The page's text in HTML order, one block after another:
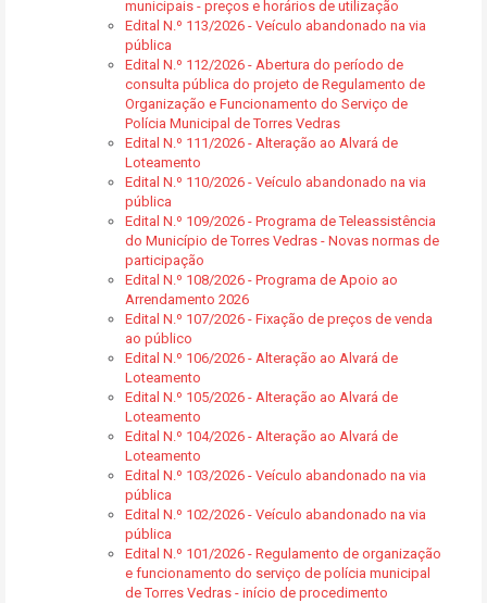
municipais - preços e horários de utilização
Edital N.º 113/2026 - Veículo abandonado na via
pública
Edital N.º 112/2026 - Abertura do período de
consulta pública do projeto de Regulamento de
Organização e Funcionamento do Serviço de
Polícia Municipal de Torres Vedras
Edital N.º 111/2026 - Alteração ao Alvará de
Loteamento
Edital N.º 110/2026 - Veículo abandonado na via
pública
Edital N.º 109/2026 - Programa de Teleassistência
do Município de Torres Vedras - Novas normas de
participação
Edital N.º 108/2026 - Programa de Apoio ao
Arrendamento 2026
Edital N.º 107/2026 - Fixação de preços de venda
ao público
Edital N.º 106/2026 - Alteração ao Alvará de
Loteamento
Edital N.º 105/2026 - Alteração ao Alvará de
Loteamento
Edital N.º 104/2026 - Alteração ao Alvará de
Loteamento
Edital N.º 103/2026 - Veículo abandonado na via
pública
Edital N.º 102/2026 - Veículo abandonado na via
pública
Edital N.º 101/2026 - Regulamento de organização
e funcionamento do serviço de polícia municipal
de Torres Vedras - início de procedimento